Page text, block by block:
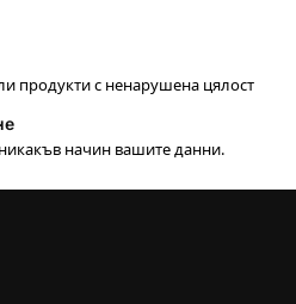
продукти с ненарушена цялост
начин вашите данни.